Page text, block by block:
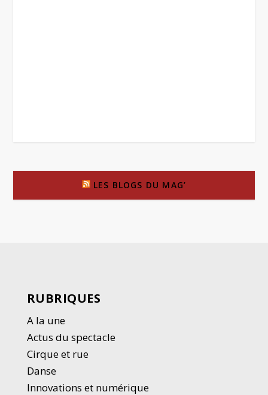
LES BLOGS DU MAG’
RUBRIQUES
A la une
Actus du spectacle
Cirque et rue
Danse
Innovations et numérique